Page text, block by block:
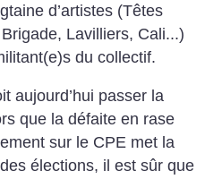
d’artistes (Têtes
Lavilliers, Cali...)
du collectif.
aujourd’hui passer la
que la défaite en rase
sur le CPE met la
élections, il est sûr que